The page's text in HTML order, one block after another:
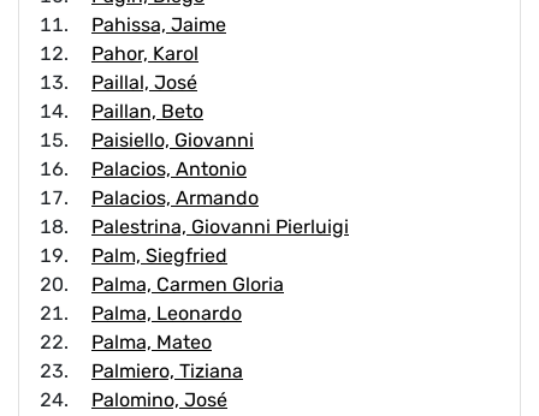
Pahissa, Jaime
Pahor, Karol
Paillal, José
Paillan, Beto
Paisiello, Giovanni
Palacios, Antonio
Palacios, Armando
Palestrina, Giovanni Pierluigi
Palm, Siegfried
Palma, Carmen Gloria
Palma, Leonardo
Palma, Mateo
Palmiero, Tiziana
Palomino, José